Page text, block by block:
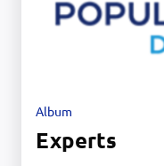
Album
Experts